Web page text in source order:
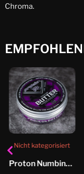
Chroma.
Nicht kategorisiert
Proton Numbing Butter